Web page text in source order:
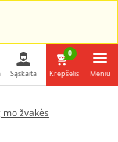
Sąskaita
0
Krepšelis Meniu
žvakės